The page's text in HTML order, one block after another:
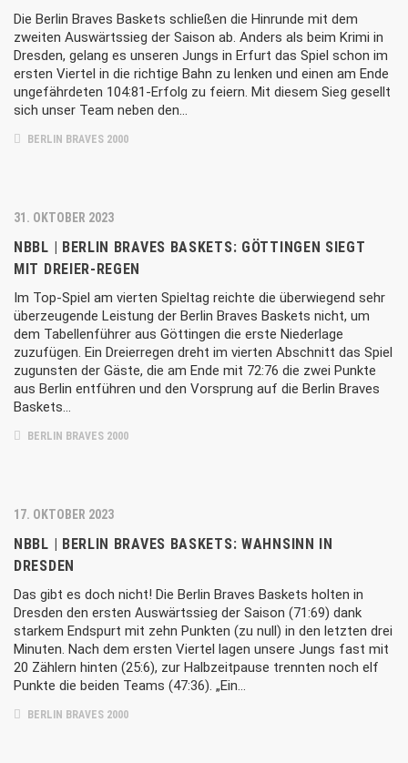
Die Berlin Braves Baskets schließen die Hinrunde mit dem
zweiten Auswärtssieg der Saison ab. Anders als beim Krimi in
Dresden, gelang es unseren Jungs in Erfurt das Spiel schon im
ersten Viertel in die richtige Bahn zu lenken und einen am Ende
ungefährdeten 104:81-Erfolg zu feiern. Mit diesem Sieg gesellt
sich unser Team neben den…
BERLIN BRAVES 2000
31. OKTOBER 2023
NBBL | BERLIN BRAVES BASKETS: GÖTTINGEN SIEGT
MIT DREIER-REGEN
Im Top-Spiel am vierten Spieltag reichte die überwiegend sehr
überzeugende Leistung der Berlin Braves Baskets nicht, um
dem Tabellenführer aus Göttingen die erste Niederlage
zuzufügen. Ein Dreierregen dreht im vierten Abschnitt das Spiel
zugunsten der Gäste, die am Ende mit 72:76 die zwei Punkte
aus Berlin entführen und den Vorsprung auf die Berlin Braves
Baskets…
BERLIN BRAVES 2000
17. OKTOBER 2023
NBBL | BERLIN BRAVES BASKETS: WAHNSINN IN
DRESDEN
Das gibt es doch nicht! Die Berlin Braves Baskets holten in
Dresden den ersten Auswärtssieg der Saison (71:69) dank
starkem Endspurt mit zehn Punkten (zu null) in den letzten drei
Minuten. Nach dem ersten Viertel lagen unsere Jungs fast mit
20 Zählern hinten (25:6), zur Halbzeitpause trennten noch elf
Punkte die beiden Teams (47:36). „Ein…
BERLIN BRAVES 2000